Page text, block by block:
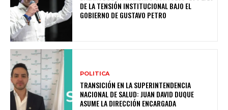
DE LA TENSIÓN INSTITUCIONAL BAJO EL
GOBIERNO DE GUSTAVO PETRO
POLITICA
TRANSICIÓN EN LA SUPERINTENDENCIA
NACIONAL DE SALUD: JUAN DAVID DUQUE
ASUME LA DIRECCIÓN ENCARGADA